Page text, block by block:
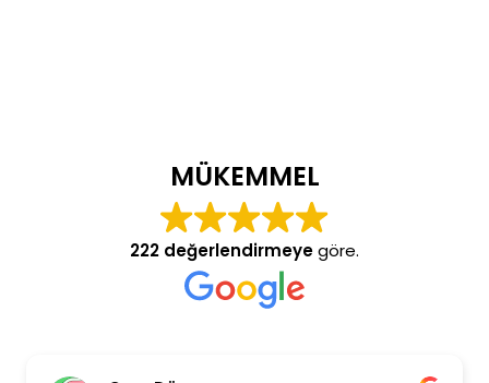
MÜKEMMEL
222 değerlendirmeyegöre.